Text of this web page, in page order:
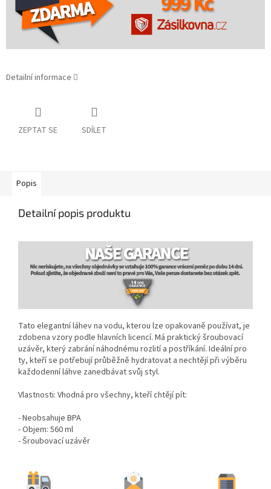
Detailní informace
ZEPTAT SE SDÍLET
Popis
Detailní popis produktu
Tato elegantní láhev na vodu, kterou lze opakovaně používat, je
zdobena vzory podle hlavních licencí. Má praktický šroubovací
uzávěr, který zabrání náhodnému rozlití a postříkání. Ideální pro
ty, kteří se potřebují průběžně hydratovat a nechtějí při výběru
každodenní láhve zanedbávat svůj styl.
Vlastnosti: Vhodná pro všechny, kteří chtějí pít:
- Neobsahuje BPA
- Objem: 560 ml
- Šroubovací uzávěr